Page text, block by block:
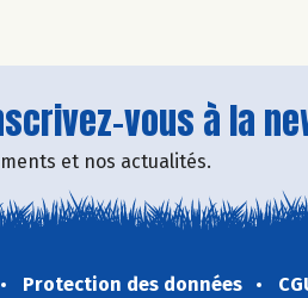
vous à la
et nos actualités.
Protection des données